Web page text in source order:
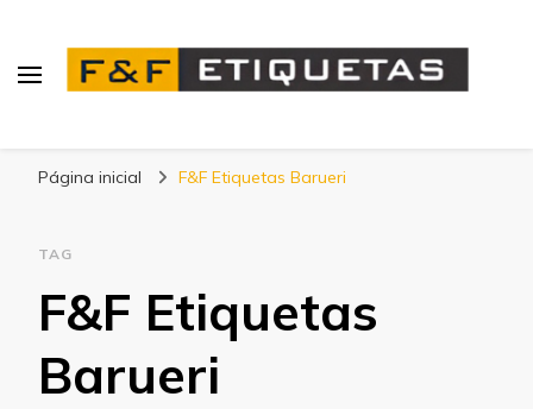
Página inicial F&F Etiquetas Barueri
TAG
F&F Etiquetas
Barueri